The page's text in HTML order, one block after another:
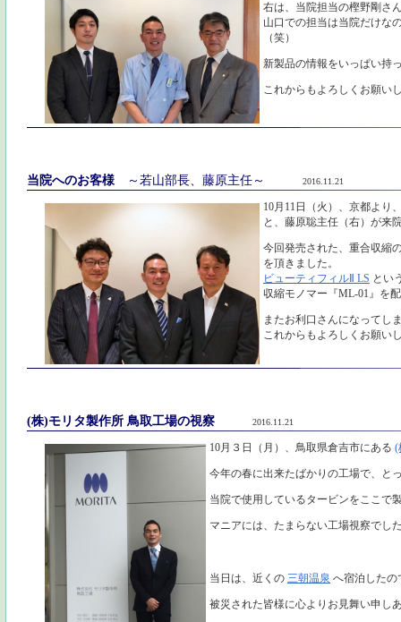
右は、当院担当の樫野剛さ
山口での担当は当院だけな
（笑）
新製品の情報をいっぱい持
これからもよろしくお願い
当院へのお客様 ～若山部長、藤原主任～ 2016.11.21
10月11日（火）、京都より
と、藤原聡主任（右）が来
今回発売された、重合収縮
を頂きました。
ビューティフィルⅡ LS とい
収縮モノマー『ML-01』を
またお利口さんになってし
これからもよろしくお願い
(株)モリタ製作所 鳥取工場の視察 2016.11.21
10月３日（月）、鳥取県倉吉市にある (
今年の春に出来たばかりの工場で、と
当院で使用しているタービンをここで
マニアには、たまらない工場視察でし
当日は、近くの 三朝温泉 へ宿泊したの
被災された皆様に心よりお見舞い申し